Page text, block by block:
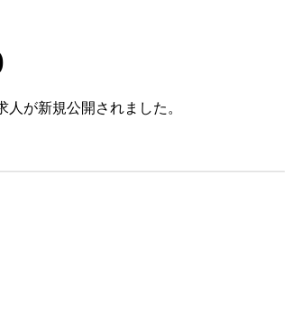
が新規公開されました。